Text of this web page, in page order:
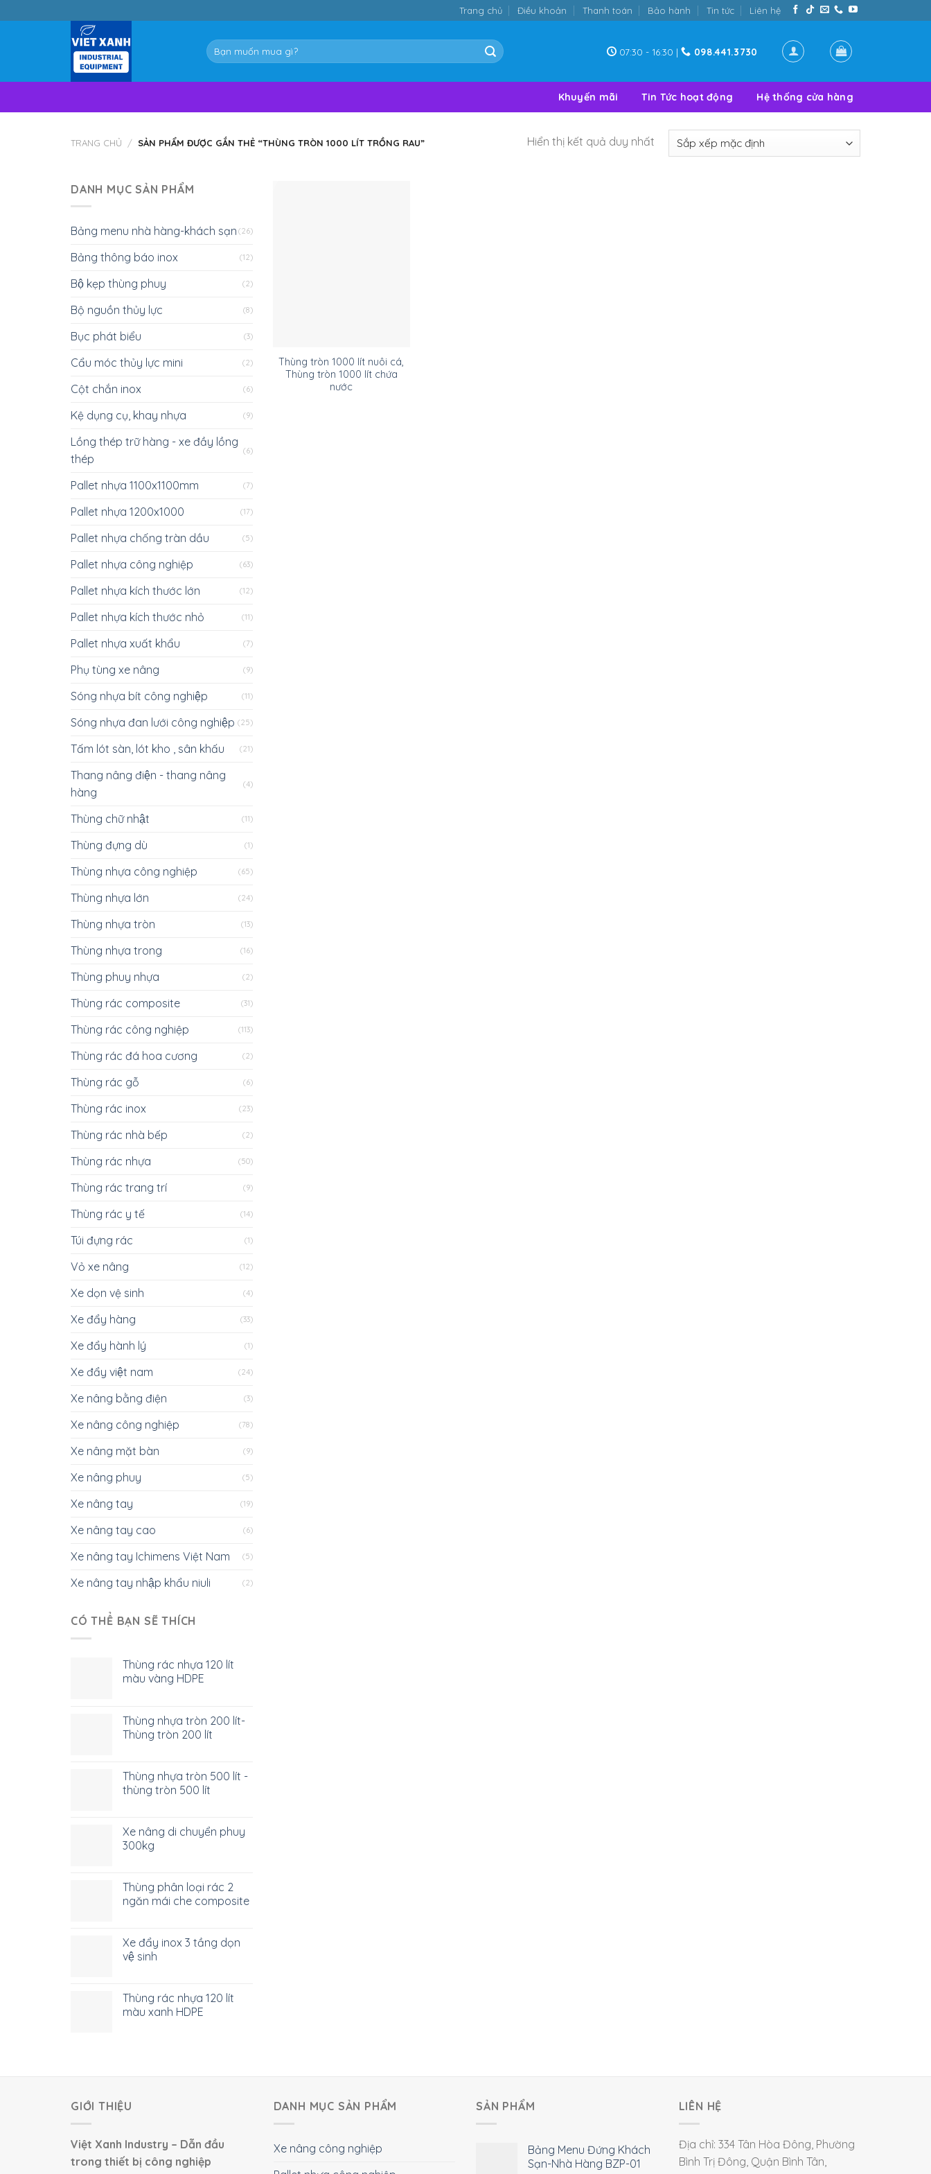
to
Trang chủ Điều khoản Thanh toán Bảo hành Tin tức Liên hệ
Tìm
kiếm:
07:30 - 16:30 | 098.441.3730
Khuyến mãi Tin Tức hoạt động Hệ thống cửa hàng
TRANG CHỦ / SẢN PHẨM ĐƯỢC GẮN THẺ “THÙNG TRÒN 1000 LÍT TRỒNG RAU” Hiển thị kết quả duy nhất
DANH MỤC SẢN PHẨM
Bảng menu nhà hàng-khách sạn (26)
Bảng thông báo inox (12)
Bộ kẹp thùng phuy (2)
Bộ nguồn thủy lực (8)
Bục phát biểu (3)
Cẩu móc thủy lực mini (2)
Cột chắn inox (6)
Kệ dụng cụ, khay nhựa (9)
Lồng thép trữ hàng - xe đầy lồng
thép
(6)
Pallet nhựa 1100x1100mm (7)
Pallet nhựa 1200x1000 (17)
Pallet nhựa chống tràn dầu (5)
Pallet nhựa công nghiệp (63)
Pallet nhựa kích thước lớn (12)
Pallet nhựa kích thước nhỏ (11)
Pallet nhựa xuất khẩu (7)
Phụ tùng xe nâng (9)
Sóng nhựa bít công nghiệp (11)
Sóng nhựa đan lưới công nghiệp (25)
Tấm lót sàn, lót kho , sân khấu (21)
Thang nâng điện - thang nâng
hàng
(4)
Thùng chữ nhật (11)
Thùng đựng dù (1)
Thùng nhựa công nghiệp (65)
Thùng nhựa lớn (24)
Thùng nhựa tròn (13)
Thùng nhựa trong (16)
Thùng phuy nhựa (2)
Thùng rác composite (31)
Thùng rác công nghiệp (113)
Thùng rác đá hoa cương (2)
Thùng rác gỗ (6)
Thùng rác inox (23)
Thùng rác nhà bếp (2)
Thùng rác nhựa (50)
Thùng rác trang trí (9)
Thùng rác y tế (14)
Túi đựng rác (1)
Vỏ xe nâng (12)
Xe dọn vệ sinh (4)
Xe đẩy hàng (33)
Xe đẩy hành lý (1)
Xe đẩy việt nam (24)
Xe nâng bằng điện (3)
Xe nâng công nghiệp (78)
Xe nâng mặt bàn (9)
Xe nâng phuy (5)
Xe nâng tay (19)
Xe nâng tay cao (6)
Xe nâng tay Ichimens Việt Nam (5)
Xe nâng tay nhập khẩu niuli (2)
CÓ THỂ BẠN SẼ THÍCH
Thùng rác nhựa 120 lít
màu vàng HDPE
Thùng nhựa tròn 200 lít-
Thùng tròn 200 lít
Thùng nhựa tròn 500 lít -
thùng tròn 500 lít
Xe nâng di chuyển phuy
300kg
Thùng phân loại rác 2
ngăn mái che composite
Xe đẩy inox 3 tầng dọn
vệ sinh
Thùng rác nhựa 120 lít
màu xanh HDPE
Thùng tròn 1000 lít nuôi cá,
Thùng tròn 1000 lít chứa
nước
GIỚI THIỆU
Việt Xanh Industry – Dẫn đầu
trong thiết bị công nghiệp
DANH MỤC SẢN PHẨM
Xe nâng công nghiệp
SẢN PHẨM
Bảng Menu Đứng Khách
Sạn-Nhà Hàng BZP-01
LIÊN HỆ
Địa chỉ: 334 Tân Hòa Đông, Phường
Bình Trị Đông, Quận Bình Tân,